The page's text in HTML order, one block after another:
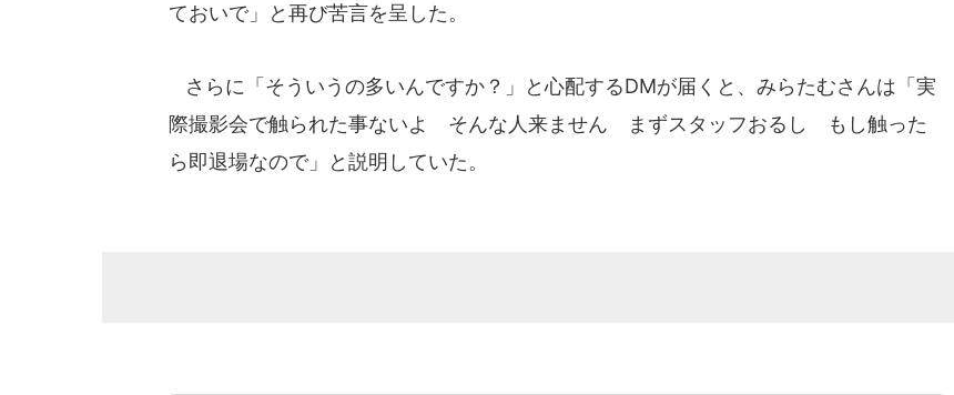
ておいで」と再び苦言を呈した。
さらに「そういうの多いんですか？」と心配するDMが届くと、みらたむさんは「実
際撮影会で触られた事ないよ そんな人来ません まずスタッフおるし もし触った
ら即退場なので」と説明していた。